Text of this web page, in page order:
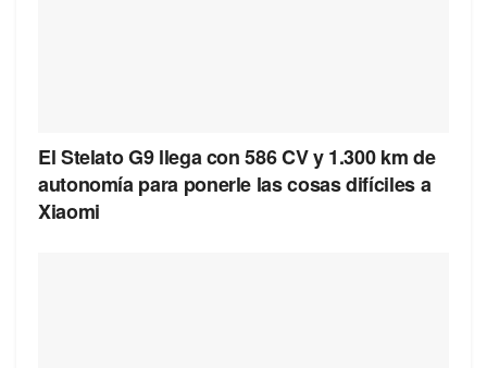
El Stelato G9 llega con 586 CV y 1.300 km de
autonomía para ponerle las cosas difíciles a
Xiaomi